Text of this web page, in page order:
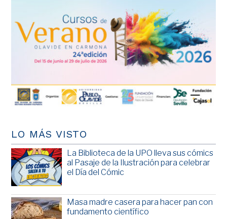
LO MÁS VISTO
La Biblioteca de la UPO lleva sus cómics
al Pasaje de la Ilustración para celebrar
el Día del Cómic
Masa madre casera para hacer pan con
fundamento científico